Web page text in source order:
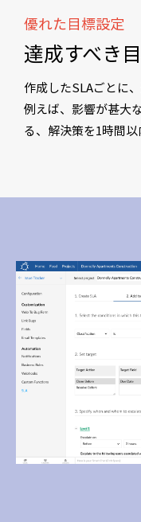
優れた目標設定
達成すべき
作成したSLAごとに
例えば、影響が甚大
る、解決策を1時間以